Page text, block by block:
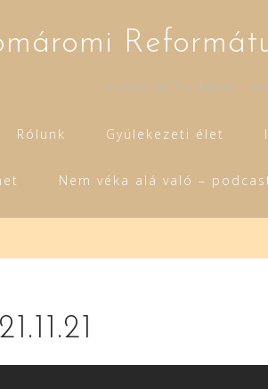
A 2003-as Kis Tükör -
Rólunk Gyülekezeti élet
Nem véka alá való –